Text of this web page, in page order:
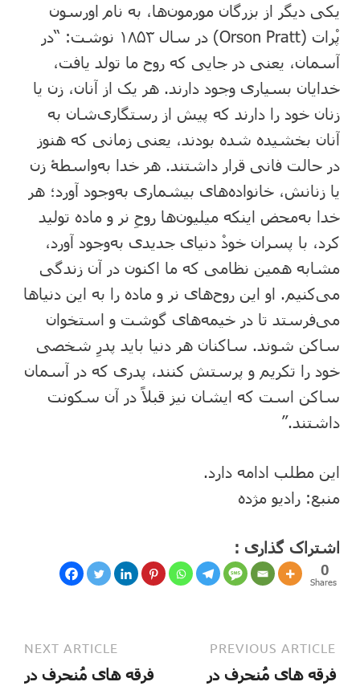
یکی دیگر از بزرگان مورمون‌ها، به نام اورسون
پْرات (Orson Pratt) در سال ۱۸۵۳ نوشت: “در
آسمان، یعنی در جایی که روح ما تولد یافت،
خدایان بسیاری وجود دارند. هر یک از آنان، زن یا
زنان خود را دارند که پیش از رستگاری‌شان به
آنان بخشیده شده بودند، یعنی زمانی که هنوز
در حالت فانی قرار داشتند. هر خدا به‌واسطۀ زن
یا زنانش، خانواده‌های بیشماری به‌وجود آورد؛ هر
خدا به‌محض اینکه میلیون‌ها روحِ نر و ماده تولید
کرد، با پسران خودْ دنیای جدیدی به‌وجود آورد،
مشابه همین نظامی که ما اکنون در آن زندگی
می‌کنیم. او این روح‌های نر و ماده را به این دنیاها
می‌فرستد تا در خیمه‌های گوشت و استخوان
ساکن شوند. ساکنان هر دنیا باید پدرِ شخصی
خود را تکریم و پرستش کنند، پدری که در آسمان
ساکن است که ایشان نیز قبلاً در آن سکونت
داشتند.”
این مطلب ادامه دارد.
منبع: رادیو مژده
اشتراک گذاری :
0
Shares
PREVIOUS ARTICLE
فرقه ‌های مُنحرف در
NEXT ARTICLE
فرقه ‌های مُنحرف در